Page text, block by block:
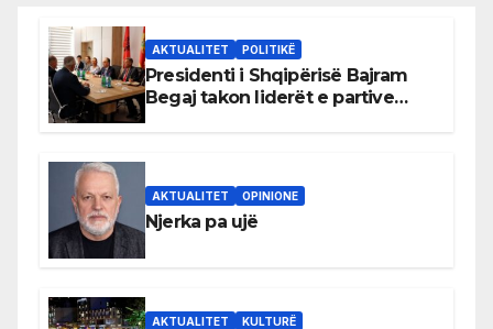
AKTUALITET POLITIKË
Presidenti i Shqipërisë Bajram
Begaj takon liderët e partive
AKTUALITET OPINIONE
Njerka pa ujë
AKTUALITET KULTURË